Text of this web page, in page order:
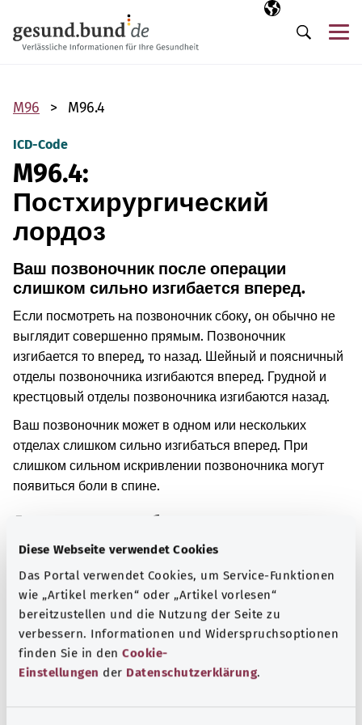
Diese Webseite verwendet Cookies
Das Portal verwendet Cookies, um Service-Funktionen
wie „Artikel merken“ oder „Artikel vorlesen“
bereitzustellen und die Nutzung der Seite zu
verbessern. Informationen und Widerspruchsoptionen
finden Sie in den Cookie-
Einstellungen der Datenschutzerklärung.
Выбранный
RU
Поиск
M96 M96.4
ICD-Code
M96.4:
Постхирургический
лордоз
Ваш позвоночник после операции
слишком сильно изгибается вперед.
Если посмотреть на позвоночник сбоку, он обычно не
выглядит совершенно прямым. Позвоночник
изгибается то вперед, то назад. Шейный и поясничный
отделы позвоночника изгибаются вперед. Грудной и
крестцовый отделы позвоночника изгибаются назад.
Ваш позвоночник может в одном или нескольких
отделах слишком сильно изгибаться вперед. При
слишком сильном искривлении позвоночника могут
появиться боли в спине.
Дополнительные обозначения
Указание
Источник
hab’ ich? GmbH по поручению Bundesministerium für